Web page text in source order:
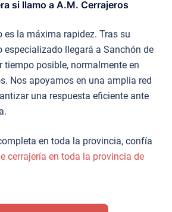
si llamo a A.M. Cerrajeros
es la máxima rapidez. Tras su
especializado llegará a Sanchón de
tiempo posible, normalmente en
Nos apoyamos en una amplia red
una respuesta eficiente ante
en toda la provincia, confía
cerrajería en toda la provincia de